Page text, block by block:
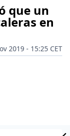
que un
en
2019 - 15:25 CET